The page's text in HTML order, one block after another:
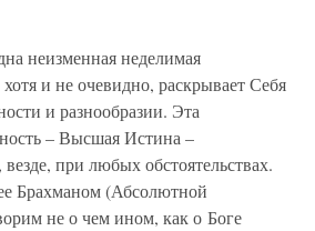
неизменная неделимая
хотя и не очевидно, раскрывает Себя
и разнообразии. Эта
– Высшая Истина –
везде, при любых обстоятельствах.
Брахманом (Абсолютной
не о чем ином, как о Боге